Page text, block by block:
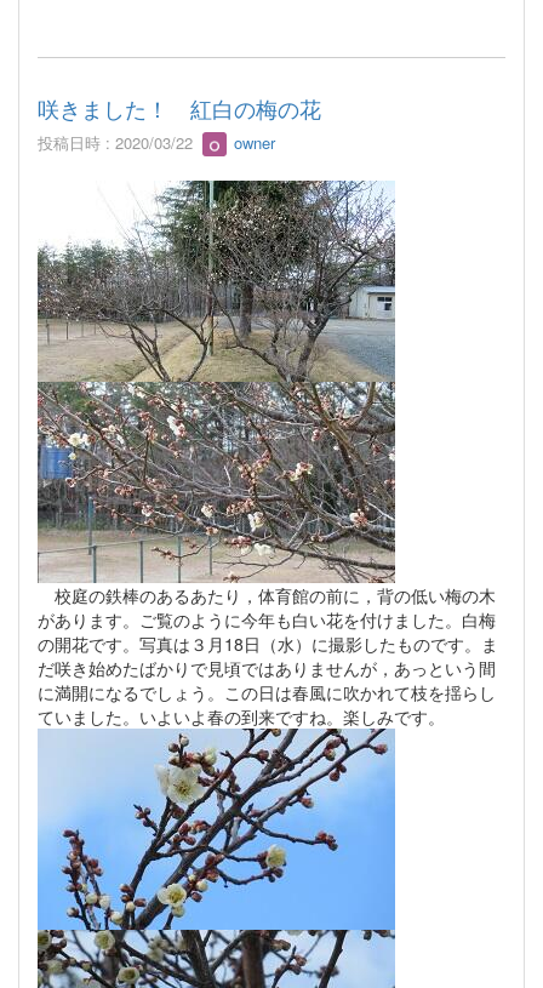
咲きました！ 紅白の梅の花
投稿日時 : 2020/03/22 owner
校庭の鉄棒のあるあたり，体育館の前に，背の低い梅の木
があります。ご覧のように今年も白い花を付けました。白梅
の開花です。写真は３月18日（水）に撮影したものです。ま
だ咲き始めたばかりで見頃ではありませんが，あっという間
に満開になるでしょう。この日は春風に吹かれて枝を揺らし
ていました。いよいよ春の到来ですね。楽しみです。